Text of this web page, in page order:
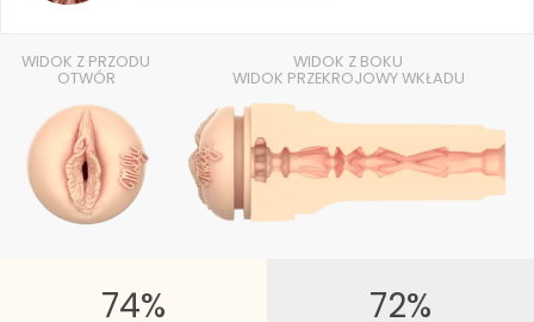
WIDOK Z PRZODU
OTWÓR
WIDOK Z BOKU
WIDOK PRZEKROJOWY WKŁADU
74% 72%